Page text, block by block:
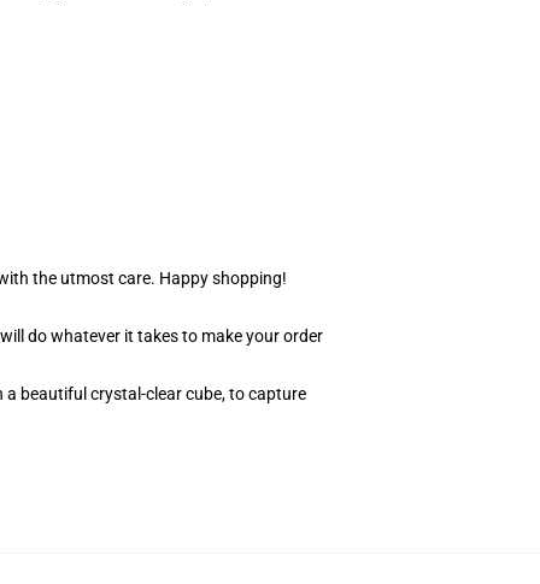
the utmost care. Happy shopping!
do whatever it takes to make your order
beautiful crystal-clear cube, to capture